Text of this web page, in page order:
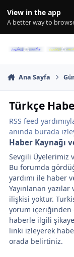
View in the app
A better way to
Ana Sayfa
Türkçe
RSS feed
anında burada
Haber Kaynağı
Sevgili Üyelerimiz
Bu forumda
yardımı ile haber
Yayınlanan
ilişkisi yoktur.
yorum içeriğinden
haberle ilgili
linki izleyerek
orada belirtiniz.